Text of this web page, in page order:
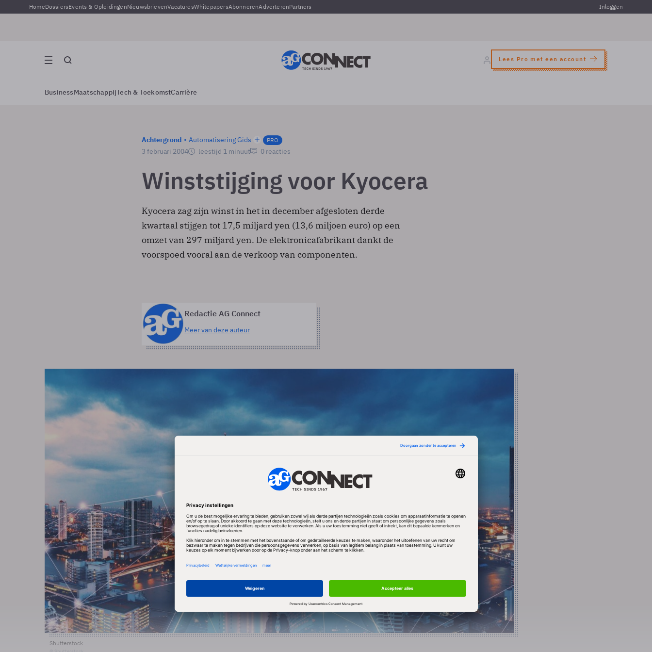
HomeDossiersEvents & OpleidingenNieuwsbrievenVacaturesWhitepapersAbonnerenAdverterenPartners Inloggen
Lees Pro met een account
BusinessMaatschappijTech & ToekomstCarrière
Achtergrond Automatisering Gids PRO
3 februari 2004 leestijd 1 minuut 0 reacties
Winststijging voor Kyocera
Kyocera zag zijn winst in het in december afgesloten derde
kwartaal stijgen tot 17,5 miljard yen (13,6 miljoen euro) op een
omzet van 297 miljard yen. De elektronicafabrikant dankt de
voorspoed vooral aan de verkoop van componenten.
Redactie AG Connect
Meer van deze auteur
Shutterstock